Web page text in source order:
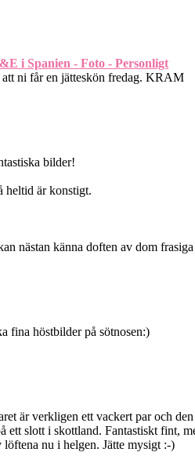
i Spanien - Foto - Personligt
ni får en jätteskön fredag. KRAM
bilder!
heltid är konstigt.
nästan känna doften av dom
fina höstbilder på sötnosen:)
är verkligen ett vackert par och
ett slott i skottland. Fantastiskt fint,
nu i helgen. Jätte mysigt :-)